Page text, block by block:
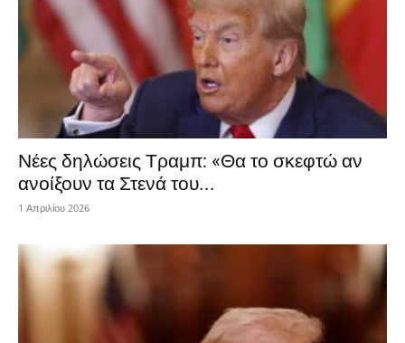
Νέες δηλώσεις Τραμπ: «Θα το σκεφτώ αν
ανοίξουν τα Στενά του...
1 Απριλίου 2026